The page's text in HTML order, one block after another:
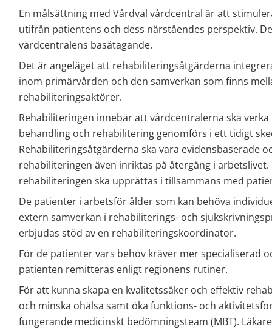
En målsättning med Vårdval vårdcentral är att
utifrån patientens och dess närståendes perspektiv.
vårdcentralens basåtagande.
Det är angeläget att rehabiliteringsåtgärderna
inom primärvården och den samverkan som finns
rehabiliteringsaktörer.
Rehabiliteringen innebär att vårdcentralerna ska
behandling och rehabilitering genomförs i ett tidigt
Rehabiliteringsåtgärderna ska vara evidensbaserade
rehabiliteringen även inriktas på återgång i
rehabiliteringen ska upprättas i tillsammans med
De patienter i arbetsför ålder som kan behöva
extern samverkan i rehabiliterings- och
erbjudas stöd av en rehabiliteringskoordinator.
För de patienter vars behov kräver mer specialiserad
patienten remitteras enligt regionens rutiner.
För att kunna skapa en kvalitetssäker och effektiv
och minska ohälsa samt öka funktions- och
fungerande medicinskt bedömningsteam (MBT).